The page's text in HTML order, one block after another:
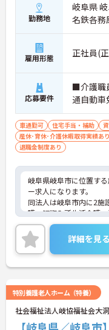
勤務地
岐阜県
名鉄各務
雇用形態 正社員(
応募要件
■介護職
通自動車
車通勤可 住宅手当・補助
産休･育休･介護休暇取得実績あり
退職金制度あり
岐阜県岐阜市に位置す
ー求人になります。
同法人は岐阜市内に2施
護、短期入所生活介護
護、介護予防支援など
研修も充実！安心して
旅行や新年会、歓迎会
活動も活発で馴染みや
法人として23年の歴史
たかい施設をつくりあげ
詳細を見る
特別養護老人ホーム（特養）
社会福祉法人岐協福祉会大